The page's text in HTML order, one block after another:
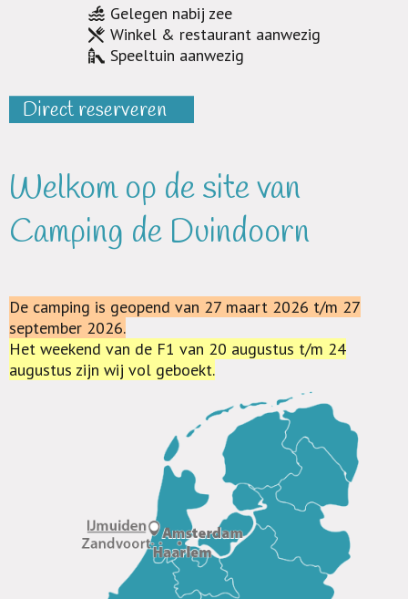
Gelegen nabij zee
Winkel & restaurant aanwezig
Speeltuin aanwezig
Direct reserveren
Welkom op de site van
Camping de Duindoorn
De camping is geopend van 27 maart 2026 t/m 27
september 2026.
Het weekend van de F1 van 20 augustus t/m 24
augustus zijn wij vol geboekt.